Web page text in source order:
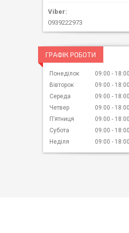
0939222973
ГРАФІК РОБОТИ
Понеділок 09:00
18:00
Вівторок
09:00
18:00
Середа
09:00
18:00
Четвер
09:00
18:00
Пʼятниця
09:00
18:00
Субота
09:00
18:00
Неділя
09:00 18:00